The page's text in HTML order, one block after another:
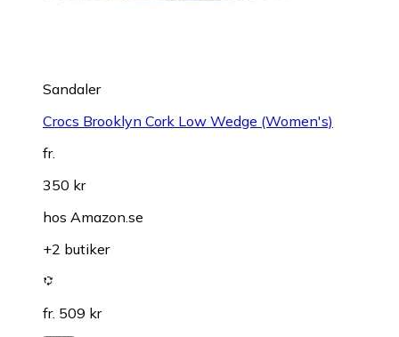
Sandaler
Crocs Brooklyn Cork Low Wedge (Women's)
fr.
350 kr
hos Amazon.se
+2 butiker
fr. 509 kr